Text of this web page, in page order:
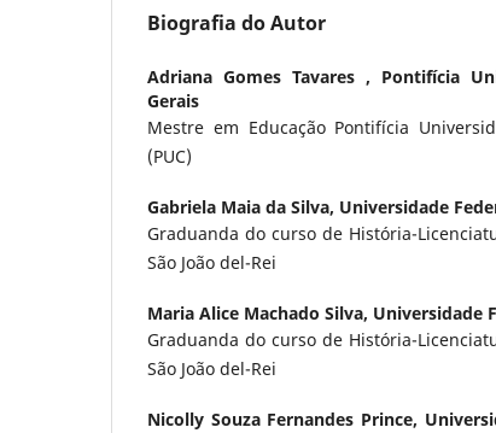
Biografia do Autor
Adriana Gomes Tavares , Pontifícia
Gerais
Mestre em Educação Pontifícia
(PUC)
Gabriela Maia da Silva, Universidade
Graduanda do curso de História-
São João del-Rei
Maria Alice Machado Silva, Universidade
Graduanda do curso de História-
São João del-Rei
Nicolly Souza Fernandes Prince,